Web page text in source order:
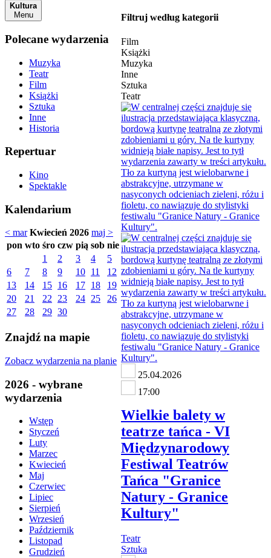
Kultura
Menu
Polecane wydarzenia
Muzyka
Teatr
Film
Książki
Sztuka
Inne
Historia
Repertuar
Kino
Spektakle
Kalendarium
< mar Kwiecień 2026 maj >
pon wto śro czw pią sob nie
1
2 3 4
5
6
7 8 9 10 11
12
13
14 15 16 17 18
19
20
21 22 23 24 25
26
27
28 29 30
Znajdź na mapie
Zobacz wydarzenia na planie
2026 - wybrane
wydarzenia
Wstęp
Styczeń
Luty
Marzec
Kwiecień
Maj
Czerwiec
Lipiec
Sierpień
Wrzesień
Październik
Listopad
Grudzień
Filtruj według kategorii
Film
Książki
Muzyka
Inne
Sztuka
Teatr
25.04.2026
17:00
Wielkie balety w
teatrze tańca - VI
Międzynarodowy
Festiwal Teatrów
Tańca "Granice
Natury - Granice
Kultury"
Teatr
Sztuka